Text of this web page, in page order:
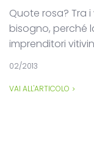
Quote rosa? Tra
bisogno, perché
imprenditori
02/2013
VAI ALL'ARTICOLO